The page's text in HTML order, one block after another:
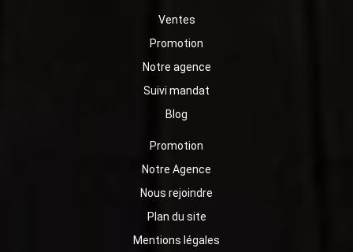
Ventes
Promotion
Notre agence
Suivi mandat
Blog
Promotion
Notre Agence
Nous rejoindre
Plan du site
Mentions légales